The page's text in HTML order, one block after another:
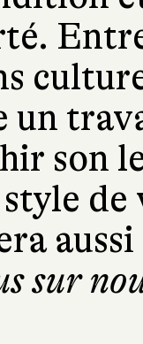
un
son
de
sur